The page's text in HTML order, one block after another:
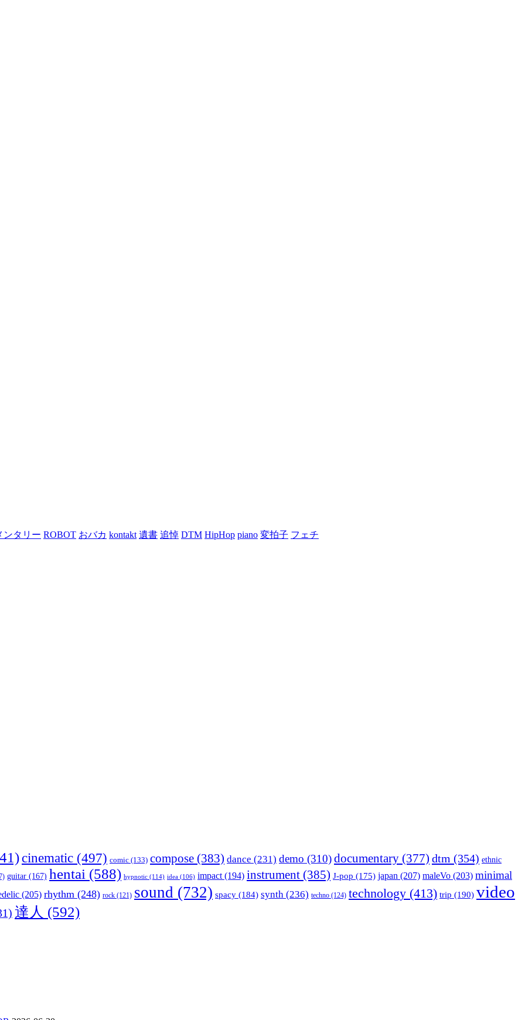
ンタリー ROBOT おバカ kontakt 遺書 追悼 DTM HipHop piano 変拍子 フェチ
cinematic (497) comic (133) compose (383) dance (231) demo (310)documentary (377) dtm (354) ethnic
guitar (167) hentai (588) hypnotic (114) idea (106) impact (194) instrument (385) J-pop (175) japan (207) maleVo (203) minimal
(205) rhythm (248) rock (121) sound (732) spacy (184) synth (236) techno (124) technology (413) trip (190) video
達人 (592)